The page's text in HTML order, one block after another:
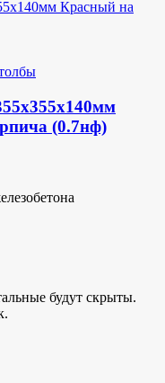
(0.7нф)
будут скрыты.